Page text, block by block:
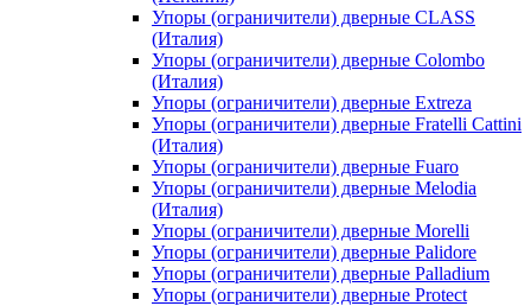
Упоры (ограничители) дверные CLASS
(Италия)
Упоры (ограничители) дверные Colombo
(Италия)
Упоры (ограничители) дверные Extreza
Упоры (ограничители) дверные Fratelli Cattini
(Италия)
Упоры (ограничители) дверные Fuaro
Упоры (ограничители) дверные Melodia
(Италия)
Упоры (ограничители) дверные Morelli
Упоры (ограничители) дверные Palidore
Упоры (ограничители) дверные Palladium
Упоры (ограничители) дверные Protect